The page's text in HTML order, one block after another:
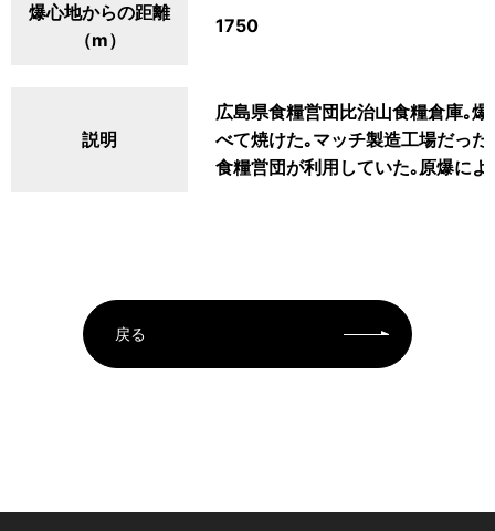
爆心地からの距離
（m）
1750
説明
広島県食糧営団比治山食糧倉庫｡
べて焼けた｡マッチ製造工場だっ
食糧営団が利用していた｡原爆に
戻る